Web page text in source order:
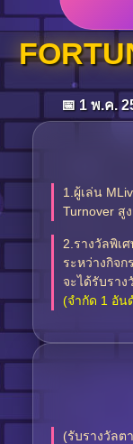
Top up
📅 1 พ.ค.
1.ผู้เล่น
Turnover สู
2.รางวัลพิเ
ระหว่างกิจก
จะได้รับราง
(จำกัด 1 อัน
(รับรางวัลต